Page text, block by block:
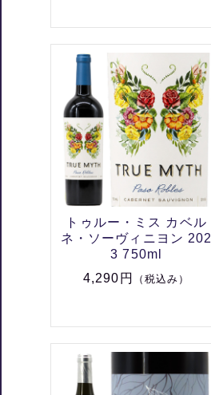
トゥルー・ミス カベル
ネ・ソーヴィニヨン 202
3 750ml
4,290円
（税込み）